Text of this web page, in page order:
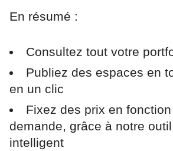
En résumé :
Consultez tout votre
Publiez des espaces en
en un clic
Fixez des prix en
demande, grâce à notre
intelligent